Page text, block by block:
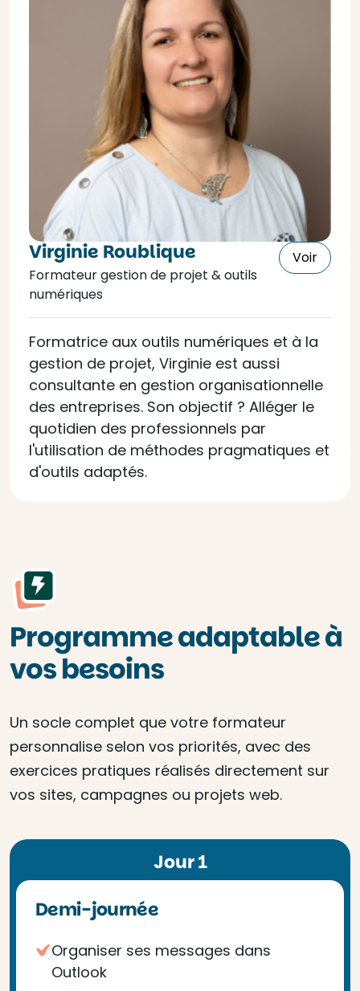
Virginie Roublique
Formateur gestion de projet & outils
numériques
Voir
Formatrice aux outils numériques et à la
gestion de projet, Virginie est aussi
consultante en gestion organisationnelle
des entreprises. Son objectif ? Alléger le
quotidien des professionnels par
l'utilisation de méthodes pragmatiques et
d'outils adaptés.
Programme adaptable à
vos besoins
Un socle complet que votre formateur
personnalise selon vos priorités, avec des
exercices pratiques réalisés directement sur
vos sites, campagnes ou projets web.
Jour 1
Demi-journée
Organiser ses messages dans
Outlook